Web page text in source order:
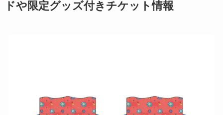
ドや限定グッズ付きチケット情報